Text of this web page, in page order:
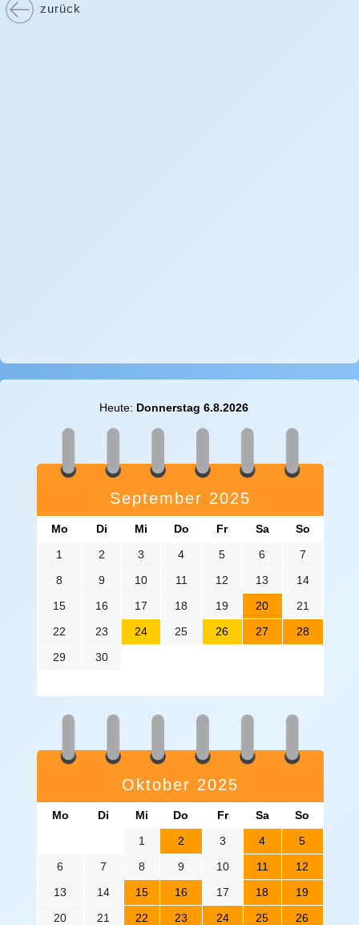
zurück
Heute: Donnerstag 6.8.2026
September 2025
Mo Di Mi Do Fr Sa
So
1
2 3 4 5 6
7
8
9 10 11 12 13
14
15
16 17 18 19 20
21
22
23 24 25 26 27
28
29
30
Oktober 2025
Mo Di Mi Do Fr Sa
So
1
2 3 4
5
6
7 8 9 10 11
12
13
14 15 16 17 18
19
20
21 22 23 24 25
26